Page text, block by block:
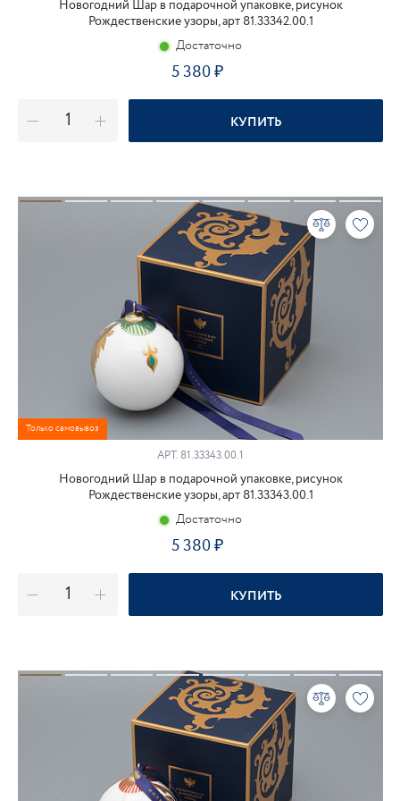
Новогодний Шар в подарочной упаковке, рисунок
Рождественские узоры, арт 81.33342.00.1
Достаточно
5 380
КУПИТЬ
Только самовывоз
АРТ. 81.33343.00.1
Новогодний Шар в подарочной упаковке, рисунок
Рождественские узоры, арт 81.33343.00.1
Достаточно
5 380
КУПИТЬ